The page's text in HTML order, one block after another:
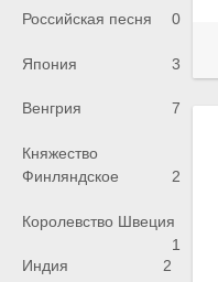
Российская песня 0
Япония 3
Венгрия 7
Княжество
Финляндское
2
Королевство Швеция
1
Индия
2